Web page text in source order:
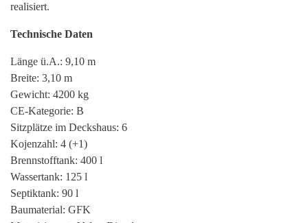
realisiert.
Technische Daten
Länge ü.A.: 9,10 m
Breite: 3,10 m
Gewicht: 4200 kg
CE-Kategorie: B
Sitzplätze im Deckshaus: 6
Kojenzahl: 4 (+1)
Brennstofftank: 400 l
Wassertank: 125 l
Septiktank: 90 l
Baumaterial: GFK